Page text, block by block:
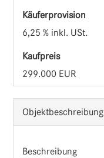
Käufer­provision
6,25 % inkl. USt.
Kaufpreis
299.000 EUR
Objekt­beschreibung
Beschreibung